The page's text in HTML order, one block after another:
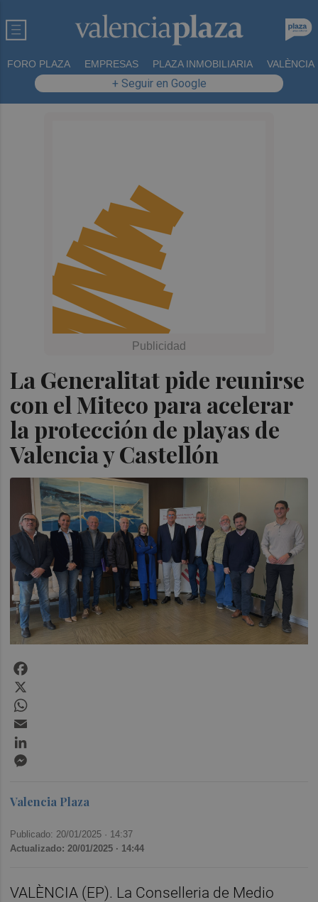
FORO PLAZA EMPRESAS PLAZA INMOBILIARIA VALÈNCIA
+ Seguir en Google
La Generalitat pide reunirse
con el Miteco para acelerar
la protección de playas de
Valencia y Castellón
Valencia Plaza
Publicado: 20/01/2025 · 14:37
Actualizado: 20/01/2025 · 14:44
VALÈNCIA (EP). La Conselleria de Medio